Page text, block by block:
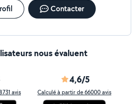
Contacter
nous évaluent
avis
4,6/5
Calculé à partir de 66000 avis